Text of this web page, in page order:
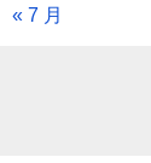
« 7 月